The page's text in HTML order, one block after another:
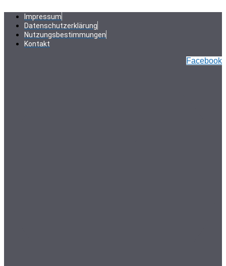
Inhalt
springen
Impressum
Datenschutzerklärung
Nutzungsbestimmungen
Kontakt
Facebook